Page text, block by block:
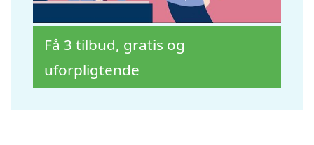
Få 3 tilbud, gratis og
uforpligtende